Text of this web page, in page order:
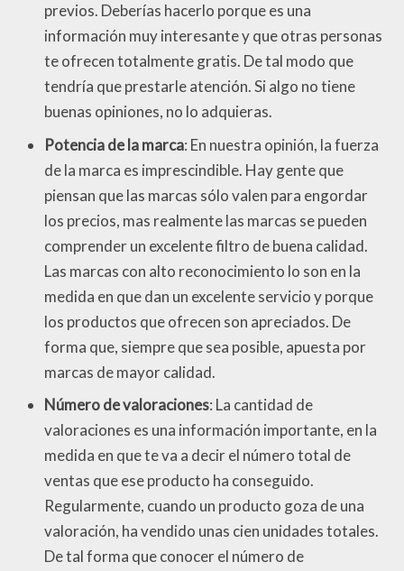
previos. Deberías hacerlo porque es una
información muy interesante y que otras personas
te ofrecen totalmente gratis. De tal modo que
tendría que prestarle atención. Si algo no tiene
buenas opiniones, no lo adquieras.
Potencia de la marca: En nuestra opinión, la fuerza
de la marca es imprescindible. Hay gente que
piensan que las marcas sólo valen para engordar
los precios, mas realmente las marcas se pueden
comprender un excelente filtro de buena calidad.
Las marcas con alto reconocimiento lo son en la
medida en que dan un excelente servicio y porque
los productos que ofrecen son apreciados. De
forma que, siempre que sea posible, apuesta por
marcas de mayor calidad.
Número de valoraciones: La cantidad de
valoraciones es una información importante, en la
medida en que te va a decir el número total de
ventas que ese producto ha conseguido.
Regularmente, cuando un producto goza de una
valoración, ha vendido unas cien unidades totales.
De tal forma que conocer el número de